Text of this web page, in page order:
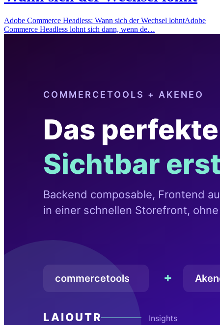
Adobe Commerce Headless: Wann sich der Wechsel lohntAdobe
Commerce Headless lohnt sich dann, wenn de…